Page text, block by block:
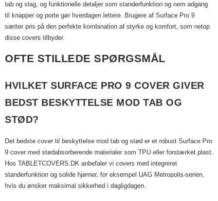
tab og slag, og funktionelle detaljer som standerfunktion og nem adgang
til knapper og porte gør hverdagen lettere. Brugere af Surface Pro 9
sætter pris på den perfekte kombination af styrke og komfort, som netop
disse covers tilbyder.
OFTE STILLEDE SPØRGSMÅL
HVILKET SURFACE PRO 9 COVER GIVER
BEDST BESKYTTELSE MOD TAB OG
STØD?
Det bedste cover til beskyttelse mod tab og stød er et robust Surface Pro
9 cover med stødabsorberende materialer som TPU eller forstærket plast.
Hos TABLETCOVERS.DK anbefaler vi covers med integreret
standerfunktion og solide hjørner, for eksempel UAG Metropolis-serien,
hvis du ønsker maksimal sikkerhed i dagligdagen.